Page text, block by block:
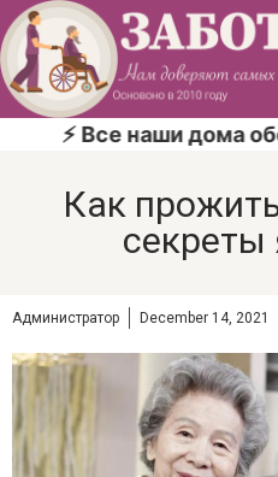
⚡ Все наши дома
Как
секреты
Администратор December 14, 2021